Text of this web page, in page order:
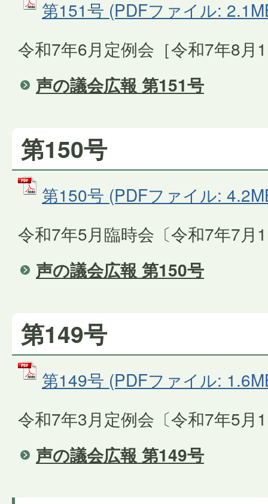
第151号 (PDFファイル:
令和7年6月定例会［令和7年8月
声の議会広報 第151号
第150号
第150号 (PDFファイル:
令和7年5月臨時会〔令和7年7月
声の議会広報 第150号
第149号
第149号 (PDFファイル:
令和7年3月定例会〔令和7年5月
声の議会広報 第149号